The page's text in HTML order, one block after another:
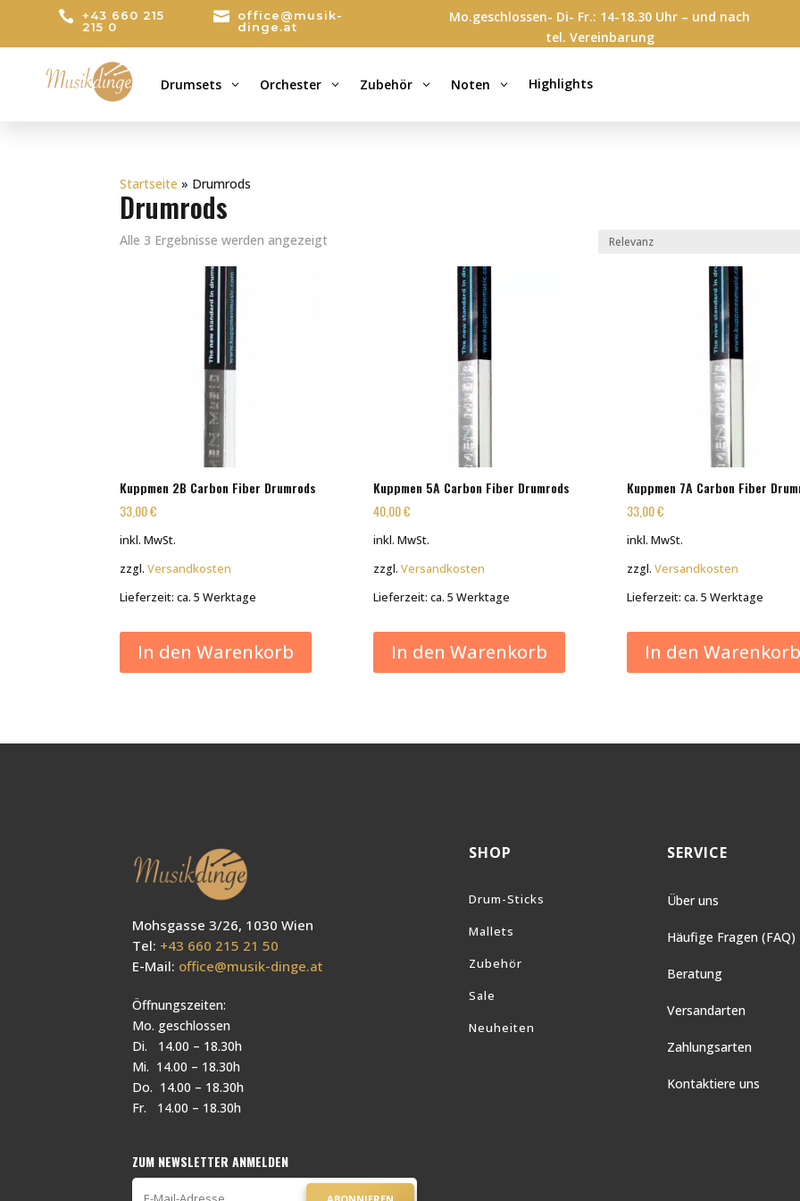
 +43 660 215
215 0

office@musik-
dinge.at
Mo.geschlossen- Di- Fr.: 14-18.30 Uhr – und nach
tel. Vereinbarung
Drumsets 3 Orchester 3 Zubehör 3 Noten 3 Highlights
Startseite » Drumrods
Drumrods
Alle 3 Ergebnisse werden angezeigt
Kuppmen 2B Carbon Fiber Drumrods
33,00€
inkl. MwSt.
zzgl.Versandkosten
Lieferzeit:ca. 5 Werktage
In den Warenkorb
Kuppmen 5A Carbon Fiber Drumrods
40,00€
inkl. MwSt.
zzgl. Versandkosten
Lieferzeit: ca. 5 Werktage
In den Warenkorb
Kuppmen 7A Carbon Fiber
33,00€
inkl. MwSt.
zzgl. Versandkosten
Lieferzeit: ca. 5 Werktage
In den Warenkorb
Mohsgasse 3/26, 1030 Wien
Tel: +43 660 215 21 50
E-Mail: office@musik-dinge.at
Öffnungszeiten:
Mo. geschlossen
Di. 14.00 – 18.30h
Mi. 14.00 – 18.30h
Do. 14.00 – 18.30h
Fr. 14.00 – 18.30h
ZUM NEWSLETTER ANMELDEN
SHOP
Drum-Sticks
Mallets
Zubehör
Sale
Neuheiten
SERVICE
Über uns
Häufige Fragen (FAQ)
Beratung
Versandarten
Zahlungsarten
Kontaktiere uns